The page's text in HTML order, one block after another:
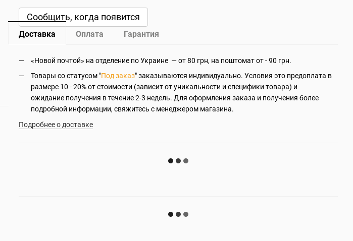
Сообщить, когда появится
Доставка Оплата Гарантия
«Новой почтой» на отделение по Украине — от 80 грн, на поштомат от - 90 грн.
Товары со статусом "Под заказ" заказываются индивидуально. Условия это предоплата в
размере 10 - 20% от стоимости (зависит от уникальности и специфики товара) и
ожидание получения в течение 2-3 недель. Для оформления заказа и получения более
подробной информации, свяжитесь с менеджером магазина.
Подробнее о доставке